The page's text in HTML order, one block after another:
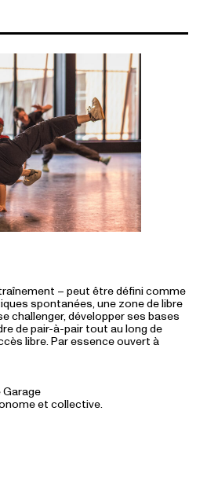
– peut être défini comme
spontanées, une zone de libre
challenger, développer ses bases
de pair-à-pair tout au long de
libre. Par essence ouvert à
Garage
et collective.